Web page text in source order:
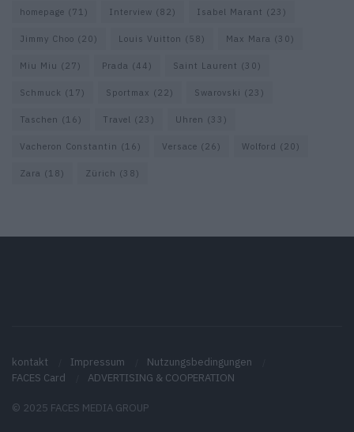
homepage (71) Interview (82) Isabel Marant (23)
Jimmy Choo (20) Louis Vuitton (58) Max Mara (30)
Miu Miu (27) Prada (44) Saint Laurent (30)
Schmuck (17) Sportmax (22) Swarovski (23)
Taschen (16) Travel (23) Uhren (33)
Vacheron Constantin (16) Versace (26) Wolford (20)
Zara (18) Zürich (38)
kontakt Impressum
Nutzungsbedingungen
FACES Card
ADVERTISING & COOPERATION
© 2025 FACES MEDIA GROUP